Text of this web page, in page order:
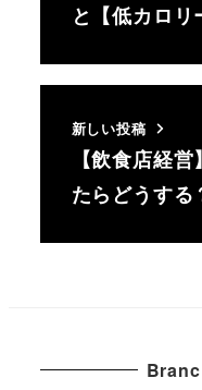
と【低カロ
新しい投稿
【飲食店経
たらどうす